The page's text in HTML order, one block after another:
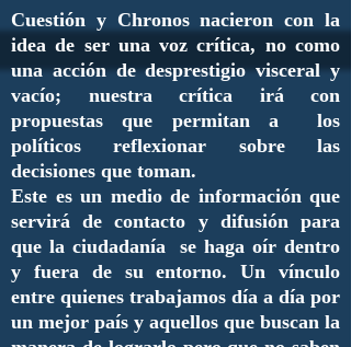
Cuestión y Chronos nacieron con la
idea de ser una voz crítica, no como
una acción de desprestigio visceral y
vacío; nuestra crítica irá con
propuestas que permitan a los
políticos reflexionar sobre las
decisiones que toman.
Este es un medio de información que
servirá de contacto y difusión para
que la ciudadanía se haga oír dentro
y fuera de su entorno. Un vínculo
entre quienes trabajamos día a día por
un mejor país y aquellos que buscan la